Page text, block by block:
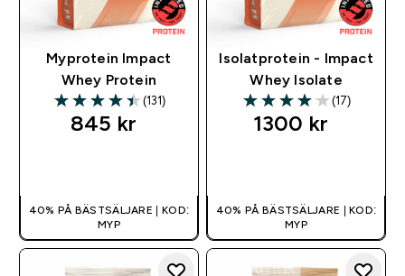
Myprotein Impact
Whey Protein
4.42 out of 5 stars
(131)
845 kr‎
40% PÅ BÄSTSÄLJARE | KOD:
MYP
Isolatprotein - Impact
Whey Isolate
4.06 out of 5 stars
(17)
1300 kr‎
40% PÅ BÄSTSÄLJARE | KOD:
MYP